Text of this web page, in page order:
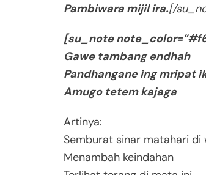
Pambiwara mijil ira.[/
[su_note
Gawe tambang endhah
Pandhangane ing mripat
Amugo tetem kajaga
Artinya:
Semburat sinar matahari di
Menambah keindahan